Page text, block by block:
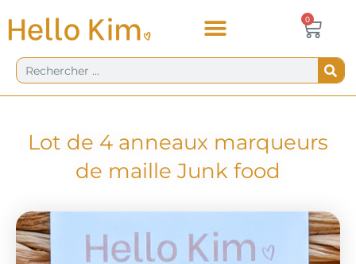
au
€ 0
Rechercher
Lot de 4 anneaux marqueurs
de maille Junk food